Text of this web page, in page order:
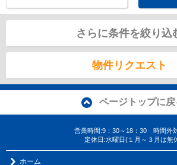
さらに条件を絞り込
物件リクエスト
ページトップに戻
営業時間:9：30～18：30 時間外
定休日:水曜日(１月～３月は無
ホーム